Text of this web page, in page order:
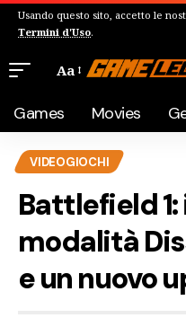
Usando questo sito, accetto le
Termini d'Uso.
Aa
Games Movies
VIDEOGIOCHI
Battlefield 1:
modalità
e un nuovo